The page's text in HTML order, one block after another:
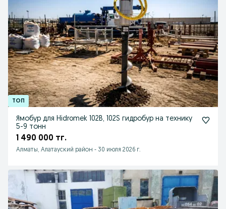
Ямобур для Hidromek 102B, 102S гидробур на технику
5-9 тонн
1 490 000 тг.
Алматы, Алатауский район - 30 июля 2026 г.